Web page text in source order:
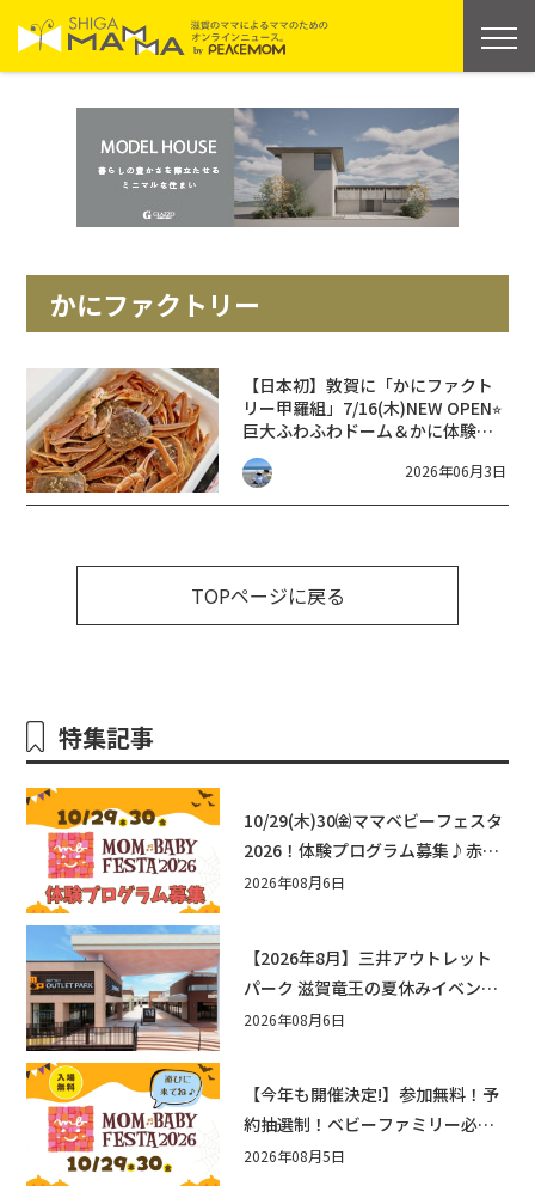
かにファクトリー
【日本初】敦賀に「かにファクト
リー甲羅組」7/16(木)NEW OPEN⭐︎
巨大ふわふわドーム＆かに体験が
楽しめる新スポット誕生！
2026年06月3日
TOPページに戻る
特集記事
10/29(木)30㈮ママベビーフェスタ
2026！体験プログラム募集♪赤ち
ゃん向けイベントに出演しません
2026年08月6日
【2026年8月】三井アウトレット
パーク 滋賀竜王の夏休みイベント
まとめ！びしょぬれ水あそび・激
2026年08月6日
【今年も開催決定!】参加無料！予
約抽選制！ベビーファミリー必見
☆入場無料☆10/29(木)30(金)ママ
2026年08月5日